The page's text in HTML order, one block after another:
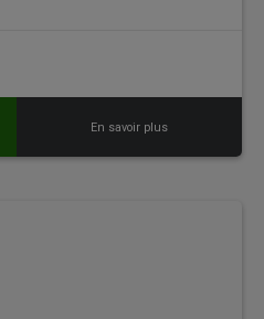
En savoir plus